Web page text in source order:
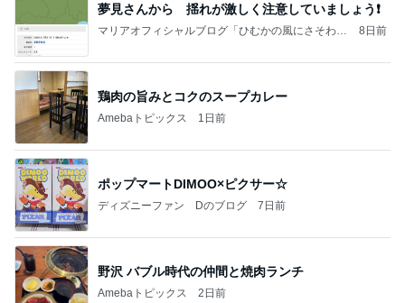
ポップマートDIMOO×ピクサー☆
ディズニーファン Dのブログ 7日前
野沢 バブル時代の仲間と焼肉ランチ
Amebaトピックス 2日前
《3年連続》瑶子さま 懇意の高級カーディーラー
協賛のイベントにご出席…宮内庁が懸念する“熱心
すぎ
hirokoの✿Love＆Awakening✿ 8日前